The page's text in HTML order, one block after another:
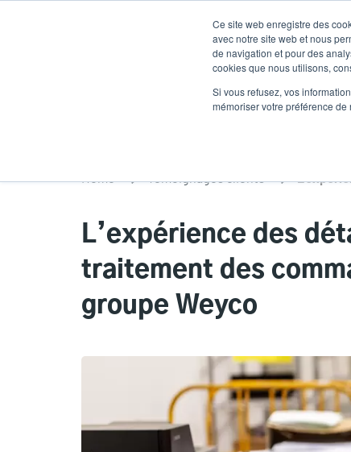
Ce site web enregistre des
avec notre site web et nous
de navigation et pour des
cookies que nous utilisons,
Si vous refusez, vos
mémoriser votre préférence de
Home Témoignages clients
L’expérience des
traitement des
groupe Weyco